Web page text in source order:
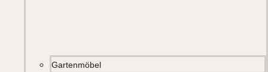
Gartenmöbel